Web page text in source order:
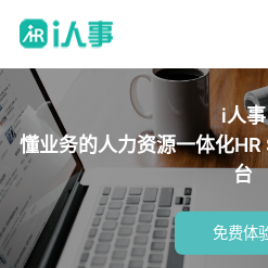
i人事
懂业务的人力资源一体化
台
免费体